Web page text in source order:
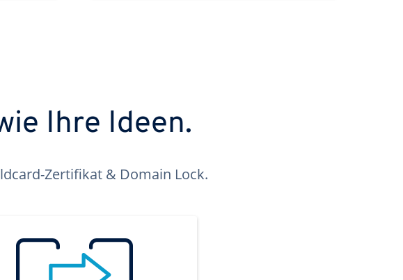
Ihre Ideen.
Zertifikat & Domain Lock.